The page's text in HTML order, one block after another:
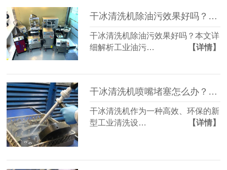
干冰清洗机除油污效果好吗？工业油污处理方案解析
干冰清洗机除油污效果好吗？本文详
细解析工业油污…
【详情】
干冰清洗机喷嘴堵塞怎么办？常见故障维修方法详解
干冰清洗机作为一种高效、环保的新
型工业清洗设…
【详情】